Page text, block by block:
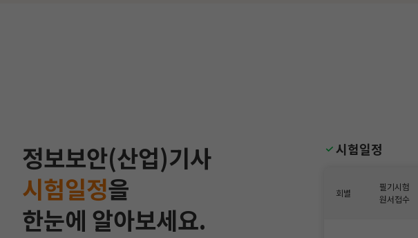
정보보안(산업)기사
시험일정을
한눈에 알아보세요.
시험일정
회별
필기시험
원서접수